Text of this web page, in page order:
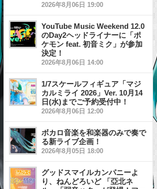
2026年8月06日 19:00
YouTube Music Weekend 12.0
のDay2ヘッドライナーに「ポ
ケモン feat. 初音ミク」が参加
決定！
2026年8月06日 14:00
1/7スケールフィギュア「マジ
カルミライ 2026」Ver. 10月14
日(水)までご予約受付中！
2026年8月06日 12:00
ボカロ音楽を和楽器のみで奏で
る新ライブ企画！
2026年8月05日 18:00
グッドスマイルカンパニーよ
り、ねんどろいど 「亞北ネ